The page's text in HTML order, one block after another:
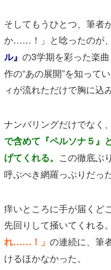
そしてもうひとつ、筆者
か……！」と唸ったのが、
ル』 の3学期を彩った楽
作の“あの展開”を知って
ィが流れただけで胸に込
ナンバリングだけでなく、
で含めて『ペルソナ５』
げてくれる。 この徹底ぶ
呼ぶべき網羅っぷりだった
痒いところに手が届くど
先回りして掻いてくれる
れ……！」 の連続に、筆
けるほかなかった。